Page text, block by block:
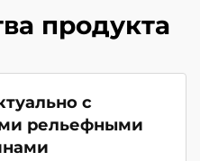
продукта
с
рельефными